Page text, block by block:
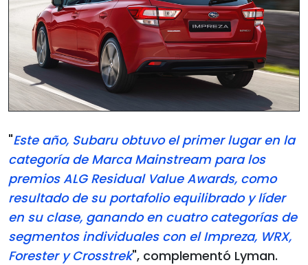
"Este año, Subaru obtuvo el primer lugar en la
categoría de Marca Mainstream para los
premios ALG Residual Value Awards, como
resultado de su portafolio equilibrado y líder
en su clase, ganando en cuatro categorías de
segmentos individuales con el Impreza, WRX,
Forester y Crosstrek", complementó Lyman.